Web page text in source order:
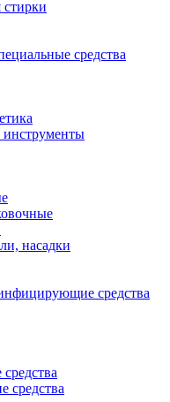
средства
насадки
средства
средства